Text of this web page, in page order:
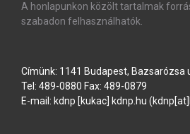
A honlapunkon közölt tartalmak
szabadon felhasználhatók.
Címünk: 1141 Budapest, Bazsarózsa
Tel: 489-0880 Fax: 489-0879
E-mail: kdnp [kukac] kdnp hu